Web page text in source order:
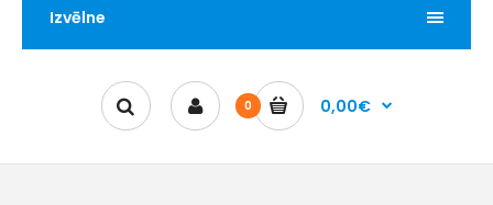
Izvēlne
0 0,00€